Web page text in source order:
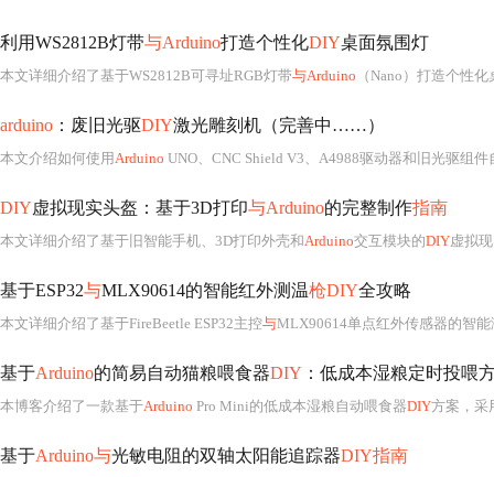
利用WS2812B灯带与Arduino打造个性化DIY桌面氛围灯
本文详细介绍了基于WS2812B可寻址RGB灯带与Arduino （Nano）打造个性
arduino ：废旧光驱DIY激光雕刻机（完善中……）
本文介绍如何使用Arduino UNO、CNC Shield V3、A4988驱动器和旧光驱组件自制画图仪。通过详细步骤，包括硬件组装、软件
DIY虚拟现实头盔：基于3D打印与Arduino的完整制作指南
本文详细介绍了基于旧智能手机、3D打印外壳和Arduino交互模块的DIY虚拟现实头
基于ESP32与MLX90614的智能红外测温枪DIY全攻略
本文详细介绍了基于FireBeetle ESP32主控与MLX90614单点红外传感器的智能
基于Arduino的简易自动猫粮喂食器DIY ：低成本湿粮定时投喂
本博客介绍了一款基于Arduino Pro Mini的低成本湿粮自动喂食器DIY方案，采用独立餐盒+定时开
基于Arduino与光敏电阻的双轴太阳能追踪器DIY指南